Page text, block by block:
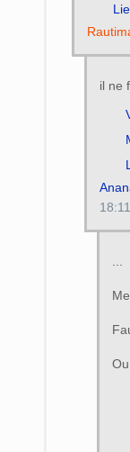
il ne
18:11
...